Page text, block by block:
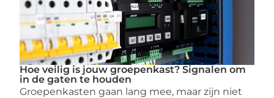
Hoe veilig is jouw groepenkast? Signalen om
in de gaten te houden
Groepenkasten gaan lang mee, maar zijn niet